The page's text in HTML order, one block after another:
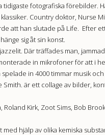
tidigaste fotografiska
Country doktor, Nurse
att han slutade på Life. Efter
sig åt sin konst.
Där träffades man,
in mikrofoner för att i
in 4000 timmar musik
Smith. är ett collage av bilder,
Kirk, Zoot Sims, Bob
hjälp av olika kemiska